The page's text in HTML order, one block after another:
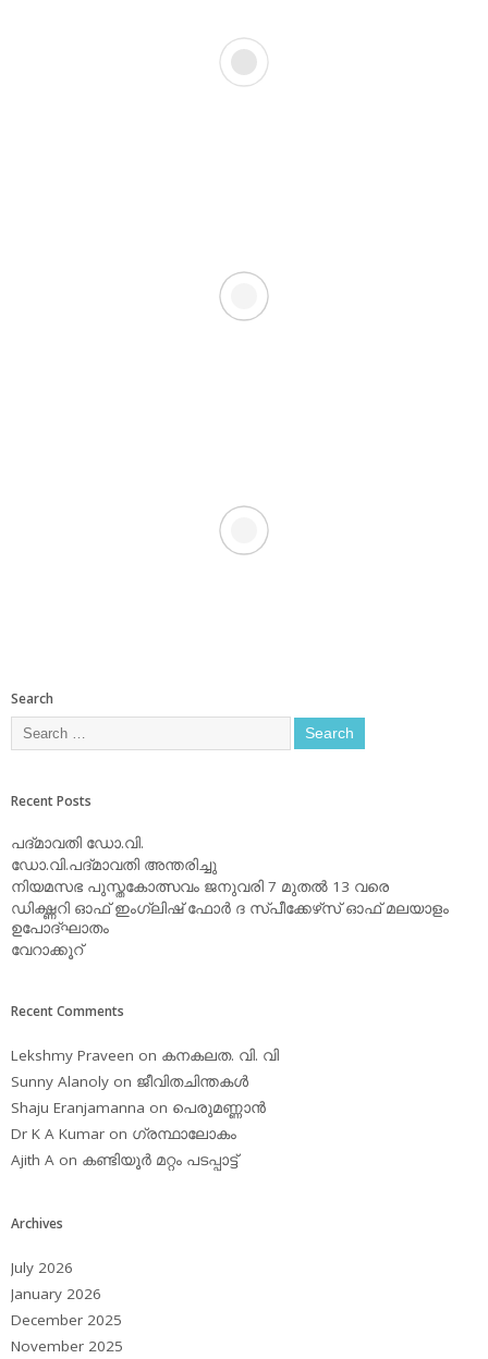
Search
Recent Posts
പദ്മാവതി ഡോ.വി.
ഡോ.വി.പദ്മാവതി അന്തരിച്ചു
നിയമസഭ പുസ്തകോത്സവം ജനുവരി 7 മുതല്‍ 13 വരെ
ഡിക്ഷ്ണറി ഓഫ് ഇംഗ്ലിഷ് ഫോര്‍ ദ സ്പീക്കേഴ്‌സ് ഓഫ് മലയാളം
ഉപോദ്ഘാതം
വേറാക്കൂറ്
Recent Comments
Lekshmy Praveen on കനകലത. വി. വി
Sunny Alanoly on ജീവിതചിന്തകള്‍
Shaju Eranjamanna on പെരുമണ്ണാന്‍
Dr K A Kumar on ഗ്രന്ഥാലോകം
Ajith A on കണ്ടിയൂര്‍ മറ്റം പടപ്പാട്ട്‌
Archives
July 2026
January 2026
December 2025
November 2025